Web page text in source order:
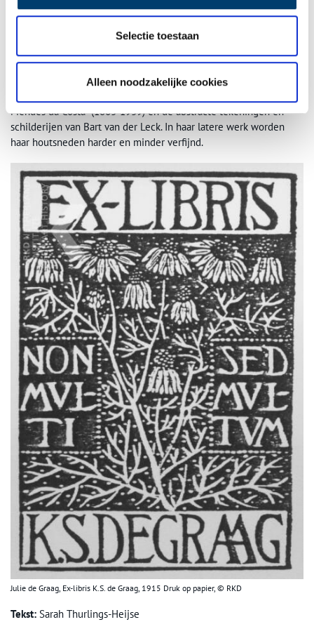
Selectie toestaan
Alleen noodzakelijke cookies
doen. Rond het begin van de jaren twintig begon Julie steeds
soberder en gestileerder in kleiner formaat te werken. Dit past
het impressionisme van de Haagse School en hun opvolgers
ontwikkelde. Julie liet zich hierbij inspireren door de gestileerde
Mendes da Costa (1863-1939) en de abstracte tekeningen en
schilderijen van Bart van der Leck. In haar latere werk worden
haar houtsneden harder en minder verfijnd.
Julie de Graag, Ex-libris K.S. de Graag, 1915 Druk op papier, © RKD
Tekst: Sarah Thurlings-Heijse